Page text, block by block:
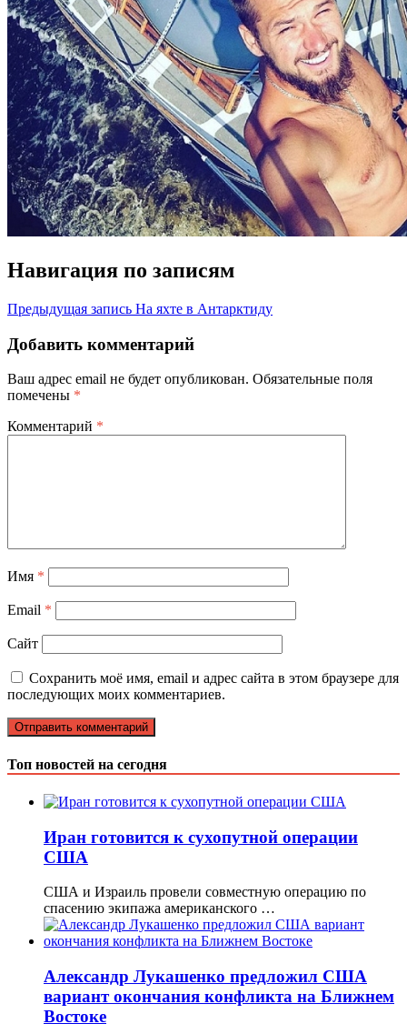
Навигация по записям
Предыдущая запись На яхте в Антарктиду
Добавить комментарий
Ваш адрес email не будет опубликован. Обязательные поля
помечены *
Комментарий *
Имя *
Email *
Сайт
Сохранить моё имя, email и адрес сайта в этом браузере для
последующих моих комментариев.
Топ новостей на сегодня
Иран готовится к сухопутной операции
США
США и Израиль провели совместную операцию по
спасению экипажа американского …
Александр Лукашенко предложил США
вариант окончания конфликта на Ближнем
Востоке